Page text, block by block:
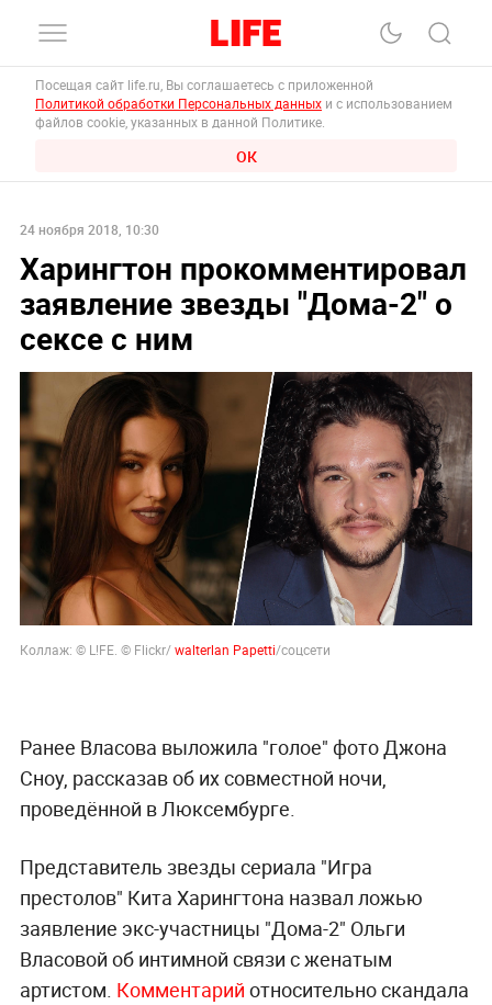
Посещая сайт life.ru, Вы соглашаетесь с приложенной
Политикой обработки Персональных данных и с использованием
файлов cookie, указанных в данной Политике.
ОК
24 ноября 2018, 10:30
Харингтон прокомментировал
заявление звезды "Дома-2" о
сексе с ним
Коллаж: © L!FE. © Flickr/walterlan Papetti/соцсети
Ранее Власова выложила "голое" фото Джона
Сноу, рассказав об их совместной ночи,
проведённой в Люксембурге.
Представитель звезды сериала "Игра
престолов" Кита Харингтона назвал ложью
заявление экс-участницы "Дома-2" Ольги
Власовой об интимной связи с женатым
артистом. Комментарий относительно скандала